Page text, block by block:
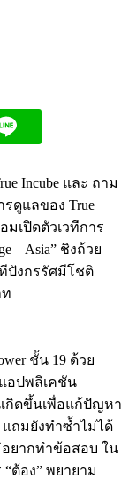
Incube และ ถาม
ดูแลของ True
เปิดตัวเวทีการ
– Asia” ชิงถ้วย
ปังกรรัศมีโชติ
ชั้น 19 ด้วย
อปพลิเคชัน
กิดขึ้นเพื่อแก้ปัญหา
ถมยังทำซ้ำไม่ได้
ยากทำข้อสอบ ใน
ต้อง” พยายาม